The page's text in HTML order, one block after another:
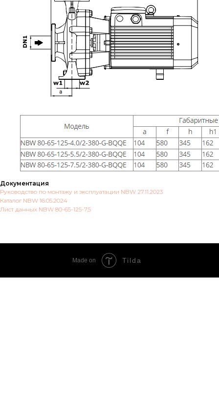
Документация
Руководство по монтажу и эксплуатации NBW 27.11.2023
Каталог NBW 16.05.2024
Лист данных NBW 80-65-125-7,5
Made on Tilda